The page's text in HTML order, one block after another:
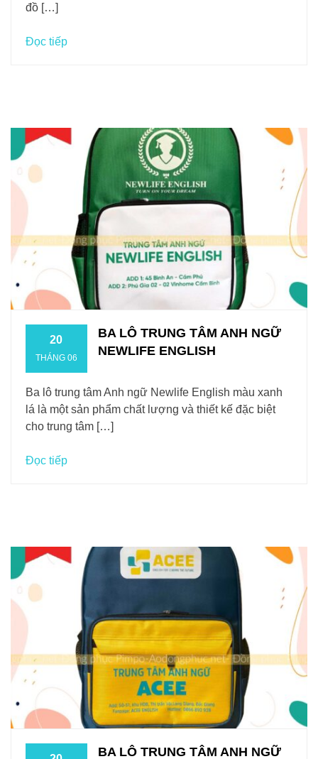
đồ […]
Đọc tiếp
20
THÁNG 06
BA LÔ TRUNG TÂM ANH NGỮ
NEWLIFE ENGLISH
Ba lô trung tâm Anh ngữ Newlife English màu xanh
lá là một sản phẩm chất lượng và thiết kế đặc biệt
cho trung tâm […]
Đọc tiếp
BA LÔ TRUNG TÂM ANH NGỮ